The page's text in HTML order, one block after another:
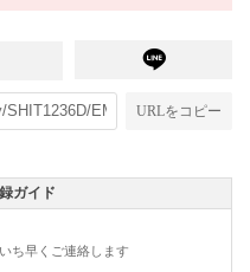
URLをコピー
ガイド
ち早くご連絡します